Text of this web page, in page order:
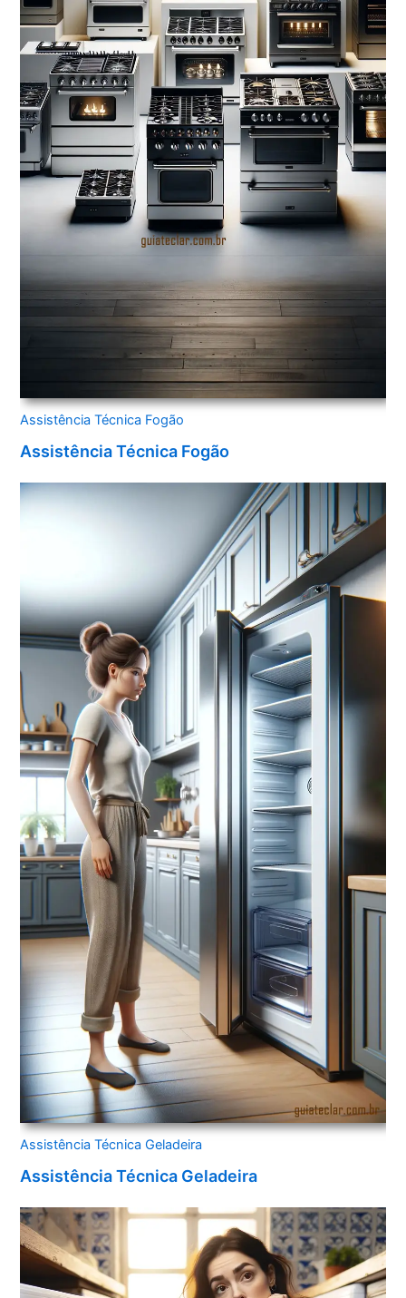
Assistência Técnica Fogão
Assistência Técnica Fogão
Assistência Técnica Geladeira
Assistência Técnica Geladeira